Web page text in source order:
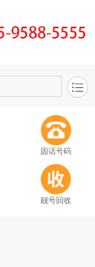
固话号码
靓号回收